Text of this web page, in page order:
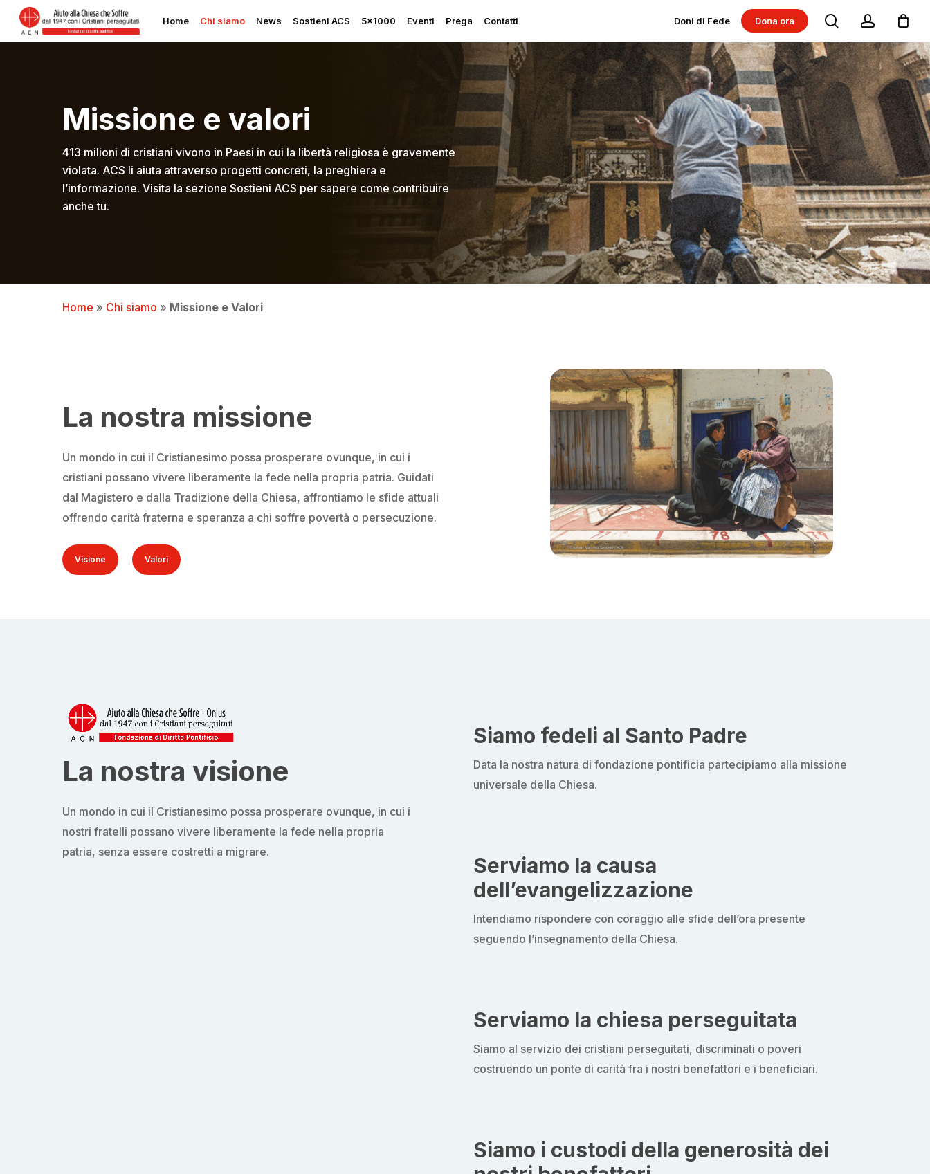
Skip
Home Chi siamo News
Rapporto sulla Libertà
Religiosa
Perseguitati più che mai
Ascolta le sue grida
Sostegno all’Ucraina
Sostieni ACS 5×1000 Eventi Prega Contatti Doni di Fede Dona ora
Dona per progetti
Dona per Messe
searchaccount
Missione e valori
413 milioni di cristiani vivono in Paesi in cui la libertà religiosa è gravemente
violata. ACS li aiuta attraverso progetti concreti, la preghiera e
l’informazione. Visita la sezione Sostieni ACS per sapere come contribuire
anche tu.
Home » Chi siamo » Missione e Valori
La nostra missione
Un mondo in cui il Cristianesimo possa prosperare ovunque, in cui i
cristiani possano vivere liberamente la fede nella propria patria. Guidati
dal Magistero e dalla Tradizione della Chiesa, affrontiamo le sfide attuali
offrendo carità fraterna e speranza a chi soffre povertà o persecuzione.
Visione Valori
La nostra visione
Un mondo in cui il Cristianesimo possa prosperare ovunque, in cui i
nostri fratelli possano vivere liberamente la fede nella propria
patria, senza essere costretti a migrare.
Siamo fedeli al Santo Padre
Data la nostra natura di fondazione pontificia partecipiamo alla missione
universale della Chiesa.
Serviamo la causa
dell’evangelizzazione
Intendiamo rispondere con coraggio alle sfide dell’ora presente
seguendo l’insegnamento della Chiesa.
Serviamo la chiesa perseguitata
Siamo al servizio dei cristiani perseguitati, discriminati o poveri
costruendo un ponte di carità fra i nostri benefattori e i beneficiari.
Siamo i custodi della generosità dei